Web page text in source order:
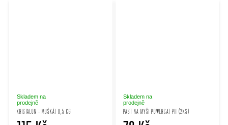
KRISTALON - MUŠKÁT 0,5 KG
Skladem na
prodejně
PAST NA MYŠI POWERCAT PH (2KS)
Skladem na
prodejně